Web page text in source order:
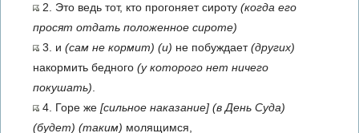
2. Это ведь тот, кто прогоняет сироту (когда его
просят отдать положенное сироте)
3. и (сам не кормит) (и) не побуждает(других)
накормить бедного (у которого нет ничего
покушать)
4. Горе же [сильное наказание] (в День Суда)
(будет) (таким) молящимся,